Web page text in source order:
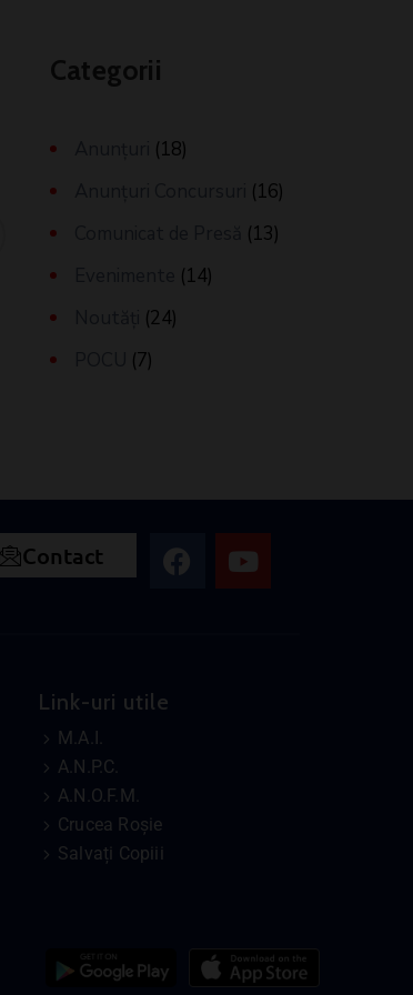
Categorii
(18)
(16)
(13)
(14)
(24)
(7)
Contact
Link-uri utile
M.A.I.
A.N.P.C.
A.N.O.F.M.
Crucea Roșie
Salvați Copiii